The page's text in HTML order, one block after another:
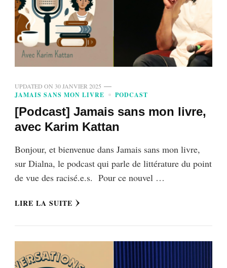
UPDATED ON 30 JANVIER 2025
JAMAIS SANS MON LIVRE PODCAST
[Podcast] Jamais sans mon livre,
avec Karim Kattan
Bonjour, et bienvenue dans Jamais sans mon livre,
sur Dialna, le podcast qui parle de littérature du point
de vue des racisé.e.s. Pour ce nouvel …
LIRE LA SUITE